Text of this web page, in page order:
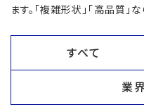
ます。「複雑形状」「高品質
すべて
業